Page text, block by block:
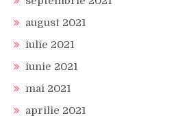
august 2021
iulie 2021
iunie 2021
mai 2021
aprilie 2021